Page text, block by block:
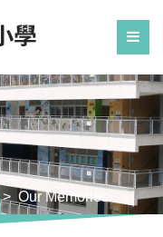
Our Memories